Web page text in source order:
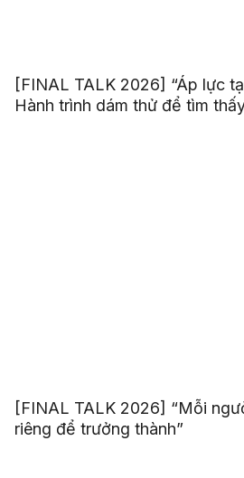
[FINAL TALK 2026] “Áp lực
Hành trình dám thử để tìm
[FINAL TALK 2026] “Mỗi
riêng để trưởng thành”